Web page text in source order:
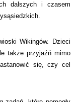
dalszych i czasem
Wikingów. Dzieci
także przyjaźń mimo
się, czy cel